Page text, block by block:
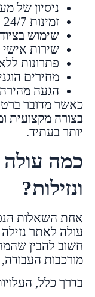
ניסיון של מעל 10
זמינות 24/7
שימוש
שירות אישי
פתרונות
מחירים
הגעה
כאשר מדובר
בצורה מקצועית
יותר בעתיד.
כמה עולה
ונזילות?
אחת השאלות
עולה לאתר
חשוב להבין
מורכבות העבודה,
בדרך כלל,